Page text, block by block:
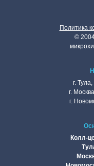
Политика
©
г.
г.
г.
Колл-